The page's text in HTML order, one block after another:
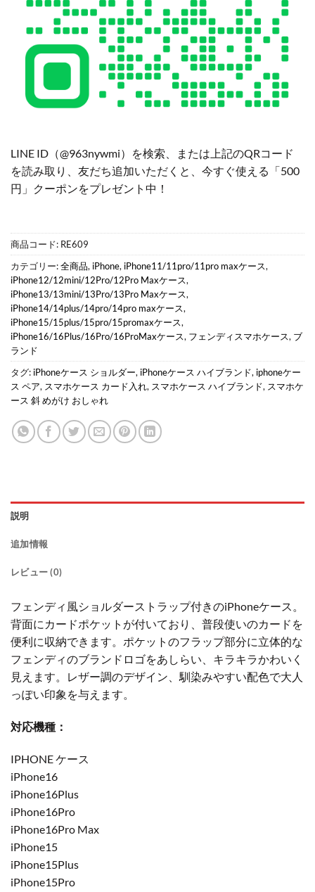
LINE ID（@963nywmi）を検索、または上記のQRコード
を読み取り、友だち追加いただくと、今すぐ使える「500
円」クーポンをプレゼント中！
商品コード: RE609
カテゴリー:全商品, iPhone, iPhone11/11pro/11pro maxケース,
iPhone12/12mini/12Pro/12Pro Maxケース,
iPhone13/13mini/13Pro/13Pro Maxケース,
iPhone14/14plus/14pro/14pro maxケース,
iPhone15/15plus/15pro/15promaxケース,
iPhone16/16Plus/16Pro/16ProMaxケース, フェンディスマホケース, ブ
ランド
タグ: iPhoneケース ショルダー, iPhoneケース ハイブランド, iphoneケー
ス ペア, スマホケース カード入れ, スマホケース ハイブランド, スマホケ
ース 斜 めがけ おしゃれ
説明
追加情報
レビュー (0)
フェンディ風ショルダーストラップ付きのiPhoneケース。
背面にカードポケットが付いており、普段使いのカードを
便利に収納できます。ポケットのフラップ部分に立体的な
フェンディのブランドロゴをあしらい、キラキラかわいく
見えます。レザー調のデザイン、馴染みやすい配色で大人
っぽい印象を与えます。
対応機種：
IPHONE ケース
iPhone16
iPhone16Plus
iPhone16Pro
iPhone16Pro Max
iPhone15
iPhone15Plus
iPhone15Pro